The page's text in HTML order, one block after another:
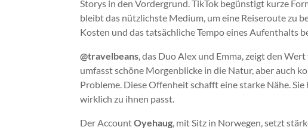
Storys in den Vordergrund. TikTok begünstigt kurze
bleibt das nützlichste Medium, um eine Reiseroute zu
Kosten und das tatsächliche Tempo eines Aufenthalts
@travelbeans, das Duo Alex und Emma, zeigt den
umfasst schöne Morgenblicke in die Natur, aber auch
Probleme. Diese Offenheit schafft eine starke Nähe.
wirklich zu ihnen passt.
Der AccountOyehaug, mit Sitz in Norwegen, setzt